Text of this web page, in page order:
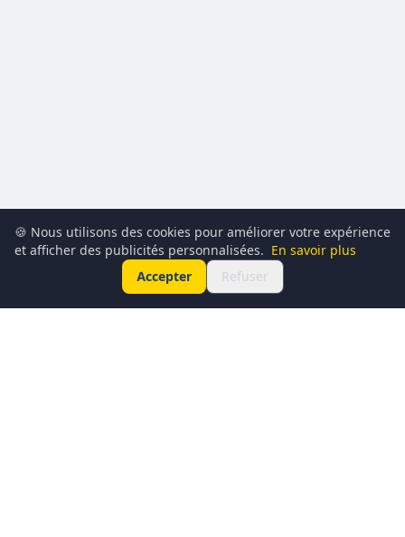
🍪 Nous utilisons des cookies pour améliorer votre expérience
et afficher des publicités personnalisées. En savoir plus
Accepter
Refuser